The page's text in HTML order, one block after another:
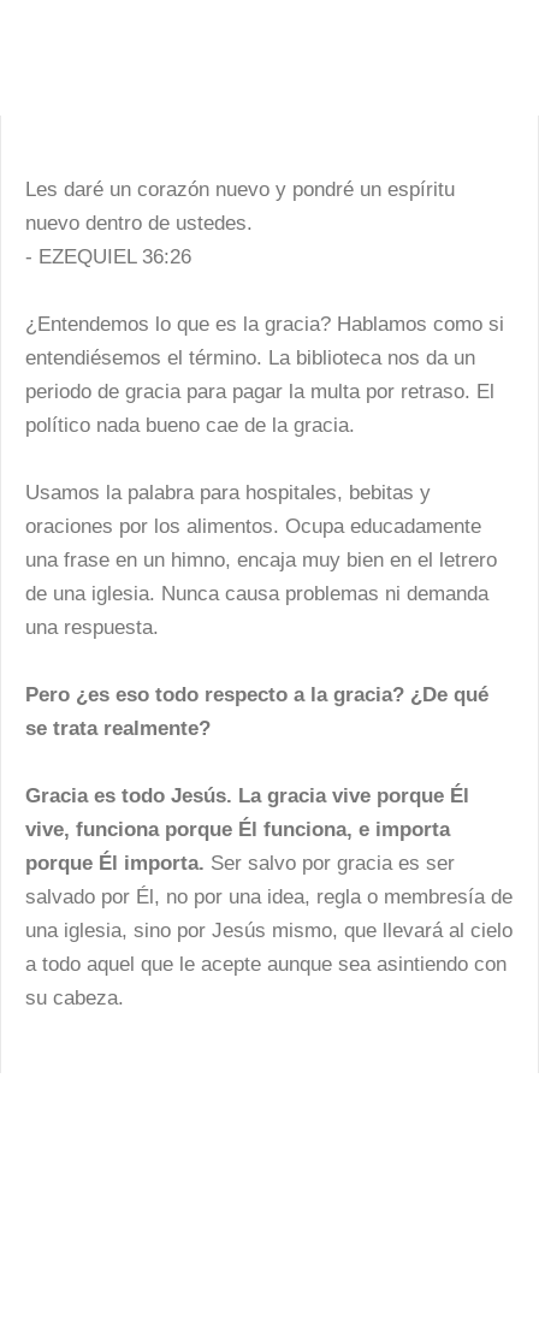
Les daré un corazón nuevo y pondré un espíritu
nuevo dentro de ustedes.
- EZEQUIEL 36:26
¿Entendemos lo que es la gracia? Hablamos como si
entendiésemos el término. La biblioteca nos da un
periodo de gracia para pagar la multa por retraso. El
político nada bueno cae de la gracia.
Usamos la palabra para hospitales, bebitas y
oraciones por los alimentos. Ocupa educadamente
una frase en un himno, encaja muy bien en el letrero
de una iglesia. Nunca causa problemas ni demanda
una respuesta.
Pero ¿es eso todo respecto a la gracia? ¿De qué
se trata realmente?
Gracia es todo Jesús. La gracia vive porque Él
vive, funciona porque Él funciona, e importa
porque Él importa. Ser salvo por gracia es ser
salvado por Él, no por una idea, regla o membresía de
una iglesia, sino por Jesús mismo, que llevará al cielo
a todo aquel que le acepte aunque sea asintiendo con
su cabeza.